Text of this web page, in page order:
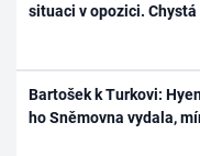
situaci v opozici. Chystá
Bartošek k Turkovi:
ho Sněmovna vydala,